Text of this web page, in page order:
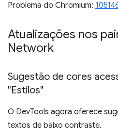
Problema do Chromium:
Atualizações nos
Network
Sugestão de cores
"Estilos"
O DevTools agora oferece
textos de baixo contraste.